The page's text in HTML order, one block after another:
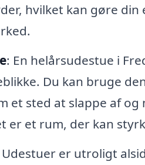
hvilket kan gøre
: En helårsudestue i
Du kan bruge
et sted at slappe af
er et rum, der kan
er utroligt